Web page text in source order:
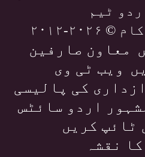
ٹیم
۲۰۱۲
معاون صارفین
ویب ٹی وی
کی پالیسی
اردو سائٹس
ٹائپ کریں
نقشہ